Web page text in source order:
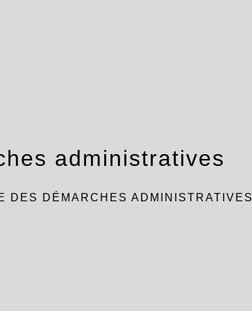
administratives
DES DÉMARCHES ADMINISTRATIVES